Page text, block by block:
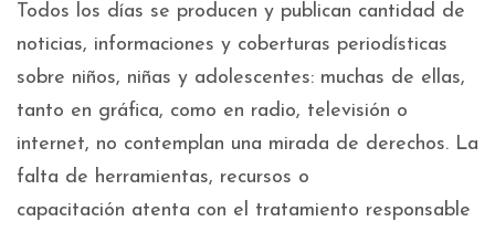
Todos los días se producen y publican cantidad de
noticias, informaciones y coberturas periodísticas
sobre niños, niñas y adolescentes: muchas de ellas,
tanto en gráfica, como en radio, televisión o
internet, no contemplan una mirada de derechos. La
falta de herramientas, recursos o
capacitación atenta con el tratamiento responsable